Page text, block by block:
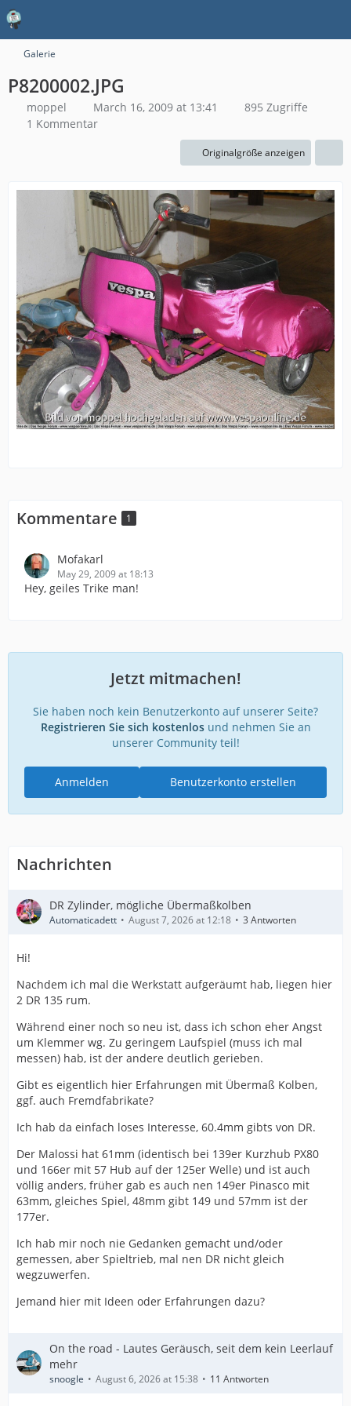
Galerie
P8200002.JPG
moppel March 16, 2009 at 13:41
895 Zugriffe
1 Kommentar
Originalgröße anzeigen
Kommentare 1
Mofakarl
May 29, 2009 at 18:13
Hey, geiles Trike man!
Jetzt mitmachen!
Sie haben noch kein Benutzerkonto auf unserer Seite?
Registrieren Sie sich kostenlosund nehmen Sie an
unserer Community teil!
Benutzerkonto erstellen
Anmelden
Nachrichten
DR Zylinder, mögliche Übermaßkolben
Automaticadett August 7, 2026 at 12:18 3 Antworten
Hi!
Nachdem ich mal die Werkstatt aufgeräumt hab, liegen hier
2 DR 135 rum.
Während einer noch so neu ist, dass ich schon eher Angst
um Klemmer wg. Zu geringem Laufspiel (muss ich mal
messen) hab, ist der andere deutlich gerieben.
Gibt es eigentlich hier Erfahrungen mit Übermaß Kolben,
ggf. auch Fremdfabrikate?
Ich hab da einfach loses Interesse, 60.4mm gibts von DR.
Der Malossi hat 61mm (identisch bei 139er Kurzhub PX80
und 166er mit 57 Hub auf der 125er Welle) und ist auch
völlig anders, früher gab es auch nen 149er Pinasco mit
63mm, gleiches Spiel, 48mm gibt 149 und 57mm ist der
177er.
Ich hab mir noch nie Gedanken gemacht und/oder
gemessen, aber Spieltrieb, mal nen DR nicht gleich
wegzuwerfen.
Jemand hier mit Ideen oder Erfahrungen dazu?
On the road - Lautes Geräusch, seit dem kein Leerlauf
mehr
snoogle August 6, 2026 at 15:38 11 Antworten